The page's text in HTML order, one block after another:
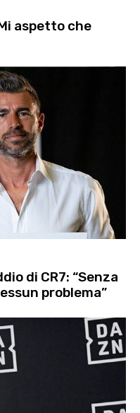
aspetto che
di CR7: “Senza
problema”